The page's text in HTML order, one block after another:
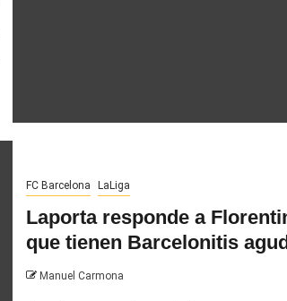
FC Barcelona LaLiga
Laporta responde a
que tienen Barcelonitis
Manuel Carmona